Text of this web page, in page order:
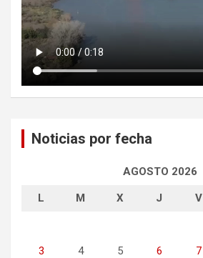
Noticias por fecha
AGOSTO 2026
L M X J V
3 4 5 6 7